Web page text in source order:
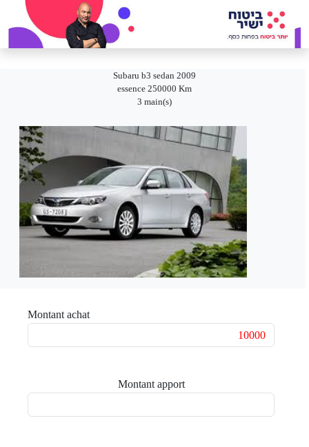
Subaru b3 sedan 2009
essence 250000 Km
3 main(s)
Montant achat
Montant apport